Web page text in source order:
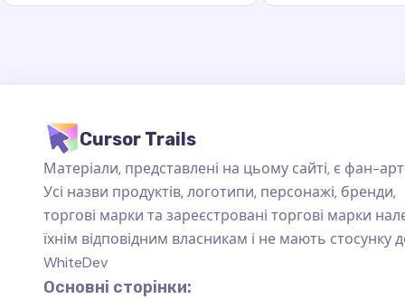
Cursor Trails
Матеріали, представлені на цьому сайті, є фан-
Усі назви продуктів, логотипи, персонажі, бренди,
торгові марки та зареєстровані торгові марки
їхнім відповідним власникам і не мають стосунку
WhiteDev
Основні сторінки: